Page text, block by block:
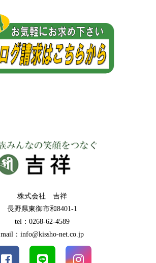
株式会社 吉祥
長野県東御市和8401-1
tel：0268-62-4589
mail：info@kissho-net.co.jp